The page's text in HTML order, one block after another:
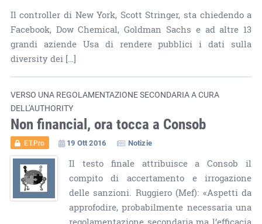
Il controller di New York, Scott Stringer, sta chiedendo a
Facebook, Dow Chemical, Goldman Sachs e ad altre 13
grandi aziende Usa di rendere pubblici i dati sulla
diversity dei […]
VERSO UNA REGOLAMENTAZIONE SECONDARIA A CURA
DELL'AUTHORITY
Non financial, ora tocca a Consob
ET.Pro 19 Ott 2016 Notizie
Il testo finale attribuisce a Consob il
compito di accertamento e irrogazione
delle sanzioni. Ruggiero (Mef): «Aspetti da
approfodire, probabilmente necessaria una